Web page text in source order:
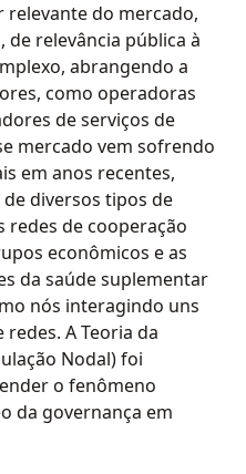
relevante do mercado,
de relevância pública à
abrangendo a
como operadoras
de serviços de
mercado vem sofrendo
em anos recentes,
diversos tipos de
redes de cooperação
econômicos e as
da saúde suplementar
nós interagindo uns
A Teoria da
Nodal) foi
o fenômeno
da governança em